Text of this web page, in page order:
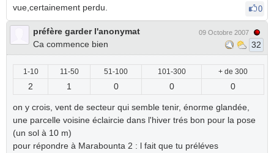
vue,certainement perdu.
0
préfère garder l'anonymat
Ca commence bien
09 Octobre 2007
32
1-10 11-50 51-100 101-300 + de 300
2 1 0 0 0
on y crois, vent de secteur qui semble tenir, énorme glandée,
une parcelle voisine éclaircie dans l'hiver trés bon pour la pose
(un sol à 10 m)
pour répondre à Marabounta 2 : l fait que tu préléves